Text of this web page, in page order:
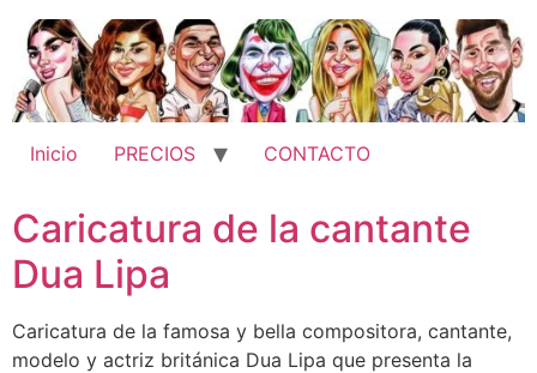
contenido
Inicio PRECIOS CONTACTO
Caricatura de la cantante
Dua Lipa
Caricatura de la famosa y bella compositora, cantante,
modelo y actriz británica Dua Lipa que presenta la